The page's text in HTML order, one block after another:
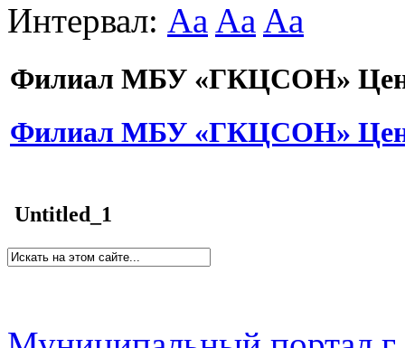
Интервал: Aa Aa Aa
Филиал МБУ «ГКЦСОН»
Филиал МБУ «ГКЦСОН»
Untitled_1